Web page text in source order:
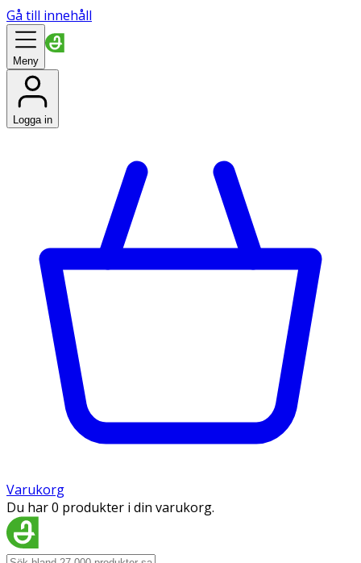
Gå till innehåll
Meny
Logga in
Varukorg
Du har 0 produkter i din varukorg.